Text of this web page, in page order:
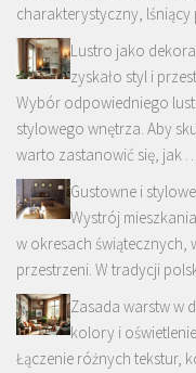
charakterystyczny, lśniący
Lustro jako
zyskało styl i
Wybór odpowiedniego
stylowego wnętrza. Aby
warto zastanowić się, jak
Gustowne i
Wystrój
w okresach świątecznych,
przestrzeni. W tradycji
Zasada warstw w
kolory i
Łączenie różnych tekstur,